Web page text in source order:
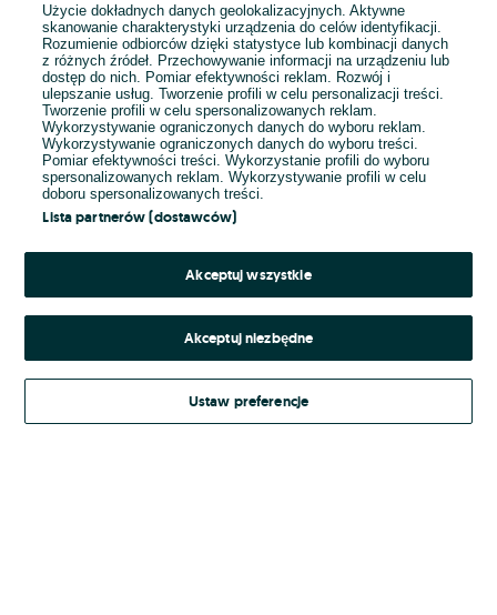
E-mail
Hasło
Kontynuując za pośrednictwem jednego z dostawców wskazanych powyżej,
Regulamin serwisu OLX.pl w jego aktualnym brzmieniu.
Użycie dokładnych danych geolokalizacyjnych. Aktywne
skanowanie charakterystyki urządzenia do celów identyfikacji.
Rozumienie odbiorców dzięki statystyce lub kombinacji danych
z różnych źródeł. Przechowywanie informacji na urządzeniu lub
dostęp do nich. Pomiar efektywności reklam. Rozwój i
ulepszanie usług. Tworzenie profili w celu personalizacji treści.
Tworzenie profili w celu spersonalizowanych reklam.
Wykorzystywanie ograniczonych danych do wyboru reklam.
Wykorzystywanie ograniczonych danych do wyboru treści.
Pomiar efektywności treści. Wykorzystanie profili do wyboru
spersonalizowanych reklam. Wykorzystywanie profili w celu
doboru spersonalizowanych treści.
Lista partnerów (dostawców)
Akceptuj wszystkie
Akceptuj niezbędne
Ustaw preferencje